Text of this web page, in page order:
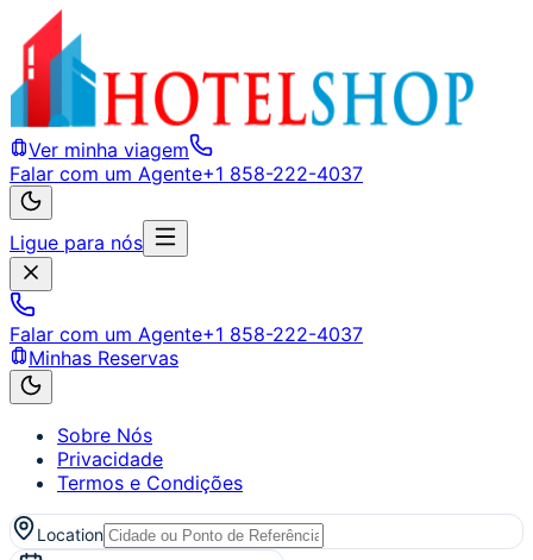
Ver minha viagem
Falar com um Agente+1 858-222-4037
Ligue para nós
Falar com um Agente+1 858-222-4037
Minhas Reservas
Sobre Nós
Privacidade
Termos e Condições
Location